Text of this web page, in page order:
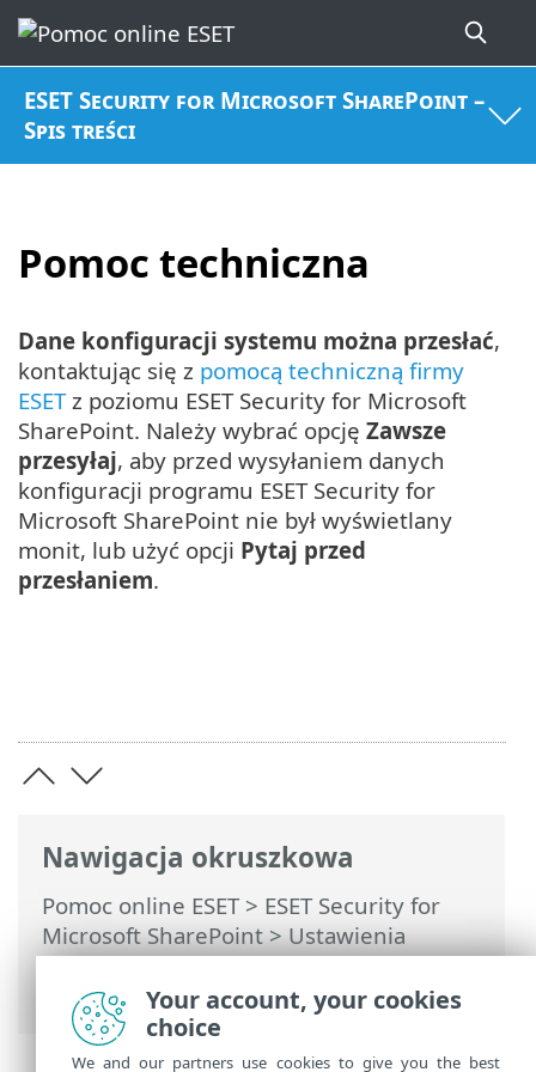
ESET Security for Microsoft SharePoint –
Spis treści
Pomoc techniczna
Nawigacja okruszkowa
Pomoc online ESET> ESET Security for
Microsoft SharePoint>Ustawienia
zaawansowane>Rozwiązywanie
problemów> Pomoc techniczna
Dane konfiguracji systemu można przesłać,
kontaktując się z pomocą techniczną firmy
ESETz poziomu ESET Security for Microsoft
SharePoint. Należy wybrać opcję Zawsze
przesyłaj, aby przed wysyłaniem danych
konfiguracji programu ESET Security for
Microsoft SharePoint nie był wyświetlany
monit, lub użyć opcji Pytaj przed
przesłaniem.
Your account, your cookies
choice
We and our partners use cookies to give you the best